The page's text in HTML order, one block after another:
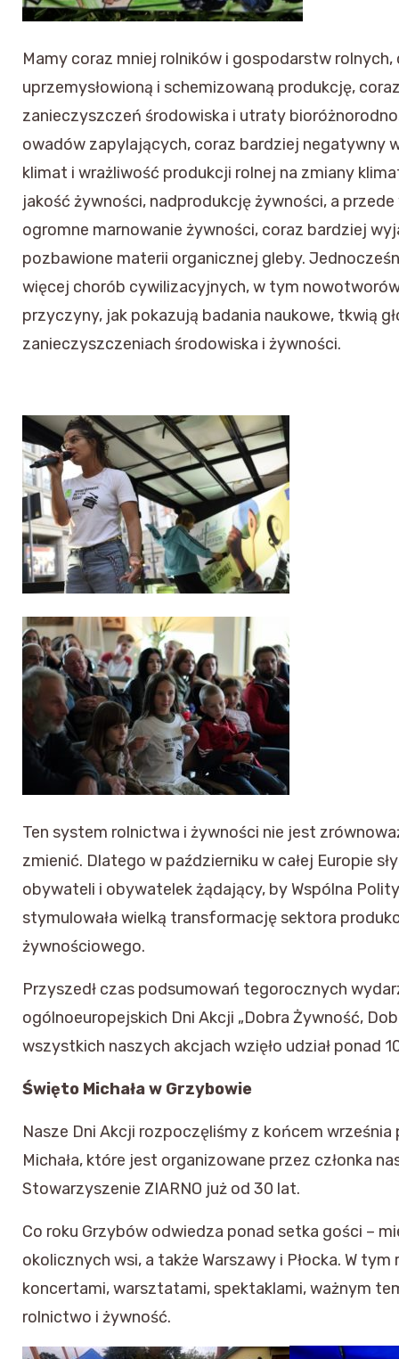
Mamy coraz mniej rolników i gospodarstw
uprzemysłowioną i schemizowaną produkcję,
zanieczyszczeń środowiska i utraty
owadów zapylających, coraz bardziej negatywny
klimat i wrażliwość produkcji rolnej na zmiany
jakość żywności, nadprodukcję żywności, a
ogromne marnowanie żywności, coraz bardziej
pozbawione materii organicznej gleby.
więcej chorób cywilizacyjnych, w tym
przyczyny, jak pokazują badania naukowe, tkwią
zanieczyszczeniach środowiska i żywności.
Ten system rolnictwa i żywności nie jest
zmienić. Dlatego w październiku w całej Europie
obywateli i obywatelek żądający, by Wspólna
stymulowała wielką transformację sektora
żywnościowego.
Przyszedł czas podsumowań tegorocznych
ogólnoeuropejskich Dni Akcji „Dobra Żywność,
wszystkich naszych akcjach wzięło udział ponad
Święto Michała w Grzybowie
Nasze Dni Akcji rozpoczęliśmy z końcem
Michała, które jest organizowane przez członka
Stowarzyszenie ZIARNO już od 30 lat.
Co roku Grzybów odwiedza ponad setka gości –
okolicznych wsi, a także Warszawy i Płocka. W tym
koncertami, warsztatami, spektaklami, ważnym
rolnictwo i żywność.